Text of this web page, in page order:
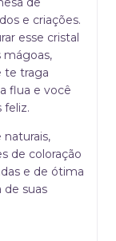
e criações.
esse cristal
mágoas,
te traga
flua e você
feliz.
de coloração
e de ótima
de suas